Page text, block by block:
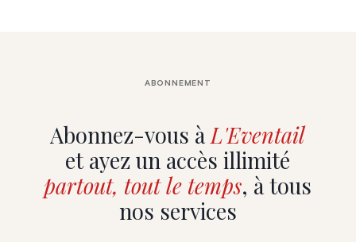
Abonnez-vous àL'Eventail
et ayez un accès illimité
partout, tout le temps, à tous
nos services
ABONNEMENT